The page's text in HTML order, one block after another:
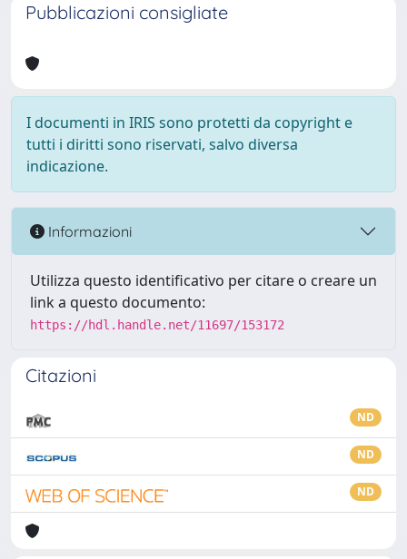
Pubblicazioni consigliate
I documenti in IRIS sono protetti da copyright e
tutti i diritti sono riservati, salvo diversa
indicazione.
Informazioni
Utilizza questo identificativo per citare o creare un
link a questo documento:
https://hdl.handle.net/11697/153172
Citazioni
ND
ND
ND